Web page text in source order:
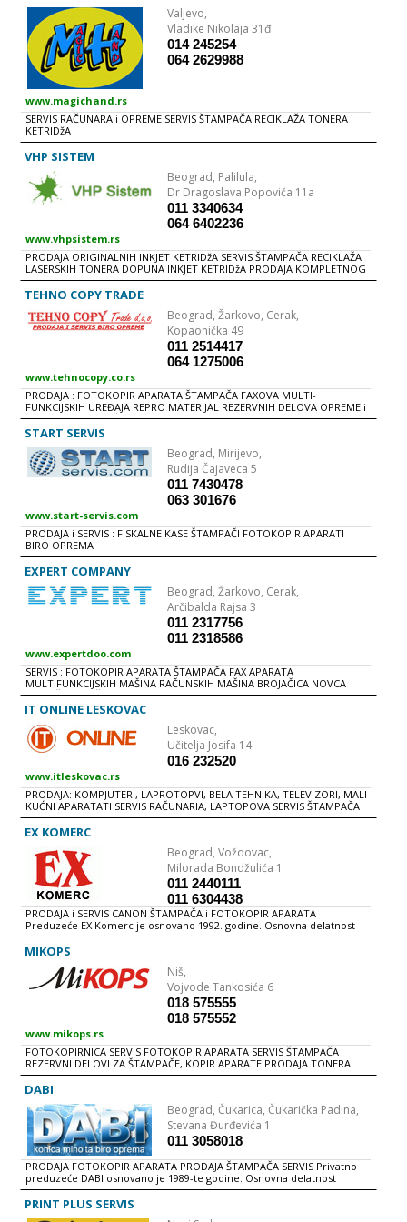
recepturi su najpribližniji originalu . Zato i dajemo garanciju od prve
do poslednje strane
Valjevo,
Vladike Nikolaja 31đ
014 245254
064 2629988
www.magichand.rs
SERVIS RAČUNARA i OPREME SERVIS ŠTAMPAČA RECIKLAŽA TONERA i
KETRIDžA
VHP SISTEM
Beograd, Palilula,
Dr Dragoslava Popovića 11a
011 3340634
064 6402236
www.vhpsistem.rs
PRODAJA ORIGINALNIH INKJET KETRIDžA SERVIS ŠTAMPAČA RECIKLAŽA
LASERSKIH TONERA DOPUNA INKJET KETRIDžA PRODAJA KOMPLETNOG
KANCELARIJSKOG MATERIJALA SERVISNA i SISTEMSKA PODRŠKA
INSTALACIJA i LICENCIRANjE SOFTVERA
TEHNO COPY TRADE
Beograd,Žarkovo, Cerak,
Kopaonička 49
011 2514417
064 1275006
www.tehnocopy.co.rs
PRODAJA : FOTOKOPIR APARATA ŠTAMPAČA FAXOVA MULTI-
FUNKCIJSKIH UREĐAJA REPRO MATERIJAL REZERVNIH DELOVA OPREME i
APARATA ZA KORIČENjE IZNAJMLjIVANjE FOTOKOPIR APARATA
SERVISIRANjE FOTOKOPIR APARATA, ŠTAMPAČA i FAXOVA
START SERVIS
Beograd, Mirijevo,
Rudija Čajaveca 5
011 7430478
063 301676
www.start-servis.com
PRODAJA i SERVIS : FISKALNE KASE ŠTAMPAČI FOTOKOPIR APARATI
BIRO OPREMA
EXPERT COMPANY
Beograd,Žarkovo, Cerak,
Arčibalda Rajsa 3
011 2317756
011 2318586
www.expertdoo.com
SERVIS : FOTOKOPIR APARATA ŠTAMPAČA FAX APARATA
MULTIFUNKCIJSKIH MAŠINA RAČUNSKIH MAŠINA BROJAČICA NOVCA
GRAFIČKIH MAŠINA
IT ONLINE LESKOVAC
Leskovac,
Učitelja Josifa 14
016 232520
www.itleskovac.rs
PRODAJA: KOMPJUTERI, LAPROTOPVI, BELA TEHNIKA, TELEVIZORI, MALI
KUĆNI APARATATI SERVIS RAČUNARIA, LAPTOPOVA SERVIS ŠTAMPAČA
REPARIRANjE i PUNjENjE TONERA IZRADA INTERNET PREZENTACIJA
REGISTRACIJA DOMENA i HOSTING
EX KOMERC
Beograd,Voždovac,
Milorada Bondžulića 1
011 2440111
011 6304438
PRODAJA i SERVIS CANON ŠTAMPAČA i FOTOKOPIR APARATA
Preduzeće EX Komerc je osnovano 1992. godine. Osnovna delatnost
preduzeća je uvoz, distribucija i servis Canon-ovih proizvoda.
BIROTEHNIČKA OPREMA Fotokopir aparati: Digitalni, Analogni
Multifunkcionalni aparati: Laserski, Bubble jet Printeri: Laserski,
Bubble jet, Foto Skeneri Računske mašine POTROŠNI ASORTIMAN
Toneri za sve vrste aparata Ketridži Mastila Papir REZERVNI DELOVI i
SERVIS Rezervni delovi za sve vrste Canon-ove opreme. Imamo dobro
snabdeven magacin, a primamo i specijalne narudžbine
MIKOPS
Niš,
Vojvode Tankosića 6
018 575555
018 575552
www.mikops.rs
FOTOKOPIRNICA SERVIS FOTOKOPIR APARATA SERVIS ŠTAMPAČA
REZERVNI DELOVI ZA ŠTAMPAČE, KOPIR APARATE PRODAJA TONERA
FOTOKOPIRNI PAPIR
DABI
Beograd,Čukarica, Čukarička Padina,
Stevana Đurđevića 1
011 3058018
PRODAJA FOTOKOPIR APARATA PRODAJA ŠTAMPAČA SERVIS Privatno
preduzeće DABI osnovano je 1989-te godine. Osnovna delatnost
preduzeća je uvoz, prodaja, i servisiranje KONICA MINOLTA
birotehničke opreme i to kao zvanični distributer i ovlašćeni servis. Na
PRINT PLUS SERVIS